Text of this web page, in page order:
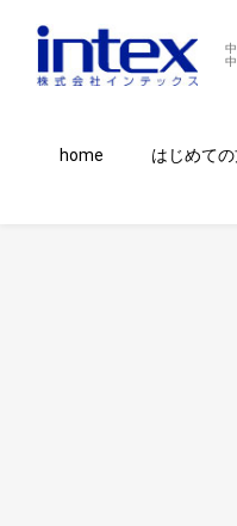
home はじめて